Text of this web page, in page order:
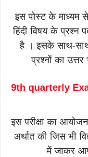
इस पोस्ट के माध्यम
हिंदी विषय के
है । इसके साथ-
प्रश्नों का
9th quarterly
इस परीक्षा का
अर्थात की जिस भी
में जाकर